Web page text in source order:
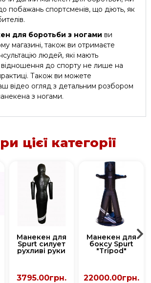
побажань спортсменів, що діють, як
для боротьби з ногами ви
магазині, також ви отримаєте
людей, які мають
до спорту не лише на
Також ви можете
відео огляд з детальним розбором
з ногами.
цієї категорії
Манекен для
Spurt силует
рухливі руки
3795.00грн.
Манекен для
боксу Spurt
"Tripod"
22000.00грн.